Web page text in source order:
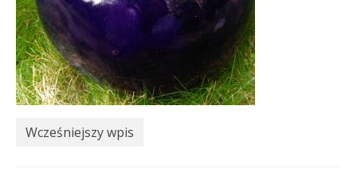
Wcześniejszy wpis